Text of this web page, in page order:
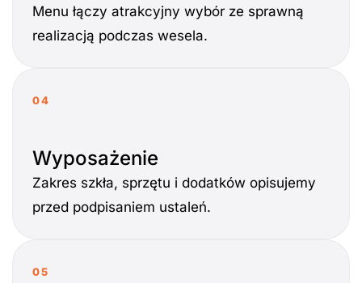
Menu łączy atrakcyjny wybór ze sprawną
realizacją podczas wesela.
04
Wyposażenie
Zakres szkła, sprzętu i dodatków opisujemy
przed podpisaniem ustaleń.
05